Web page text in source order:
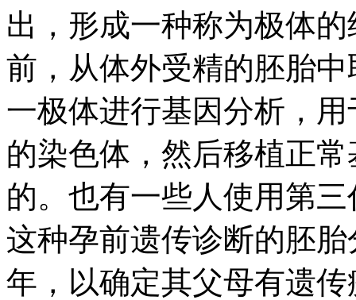
出，形成一种称为极体
前，从体外受精的胚胎
一极体进行基因分析，
的染色体，然后移植正
的。也有一些人使用第
这种孕前遗传诊断的胚
年，以确定其父母有遗